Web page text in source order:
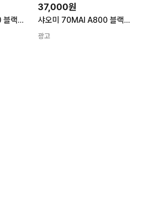
샤오미 70MAI A800 블랙박스 호환 메모리카드 마이크로SD카드 MLC타입
37,000원
샤오미 70MAI A800 블랙박스 호환 32G SD메모리카드 4K
광고